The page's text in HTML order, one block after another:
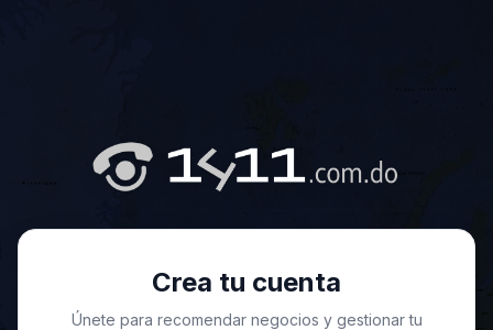
Crea tu cuenta
Únete para recomendar negocios y gestionar tu